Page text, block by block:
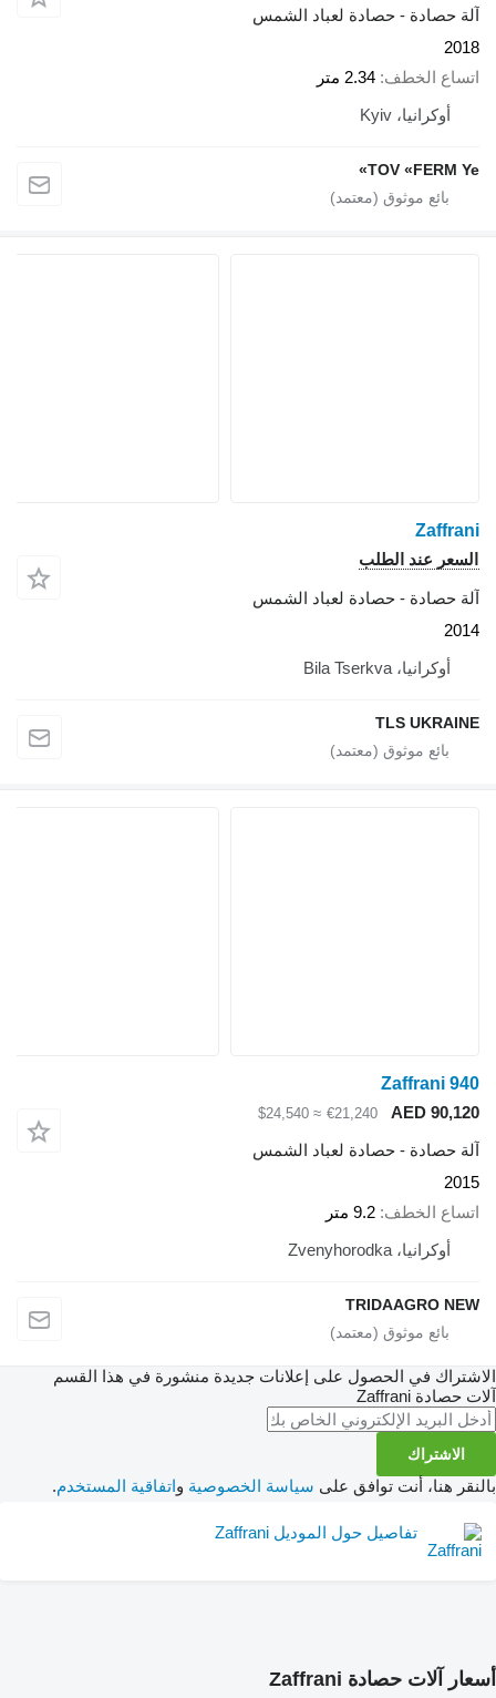
آلة حصادة - حصادة لعباد الشمس
2018
اتساع الخطف 2.34 متر
أوكرانيا، Kyiv
TOV «FERM Ye»
Zaffrani
السعر عند الطلب
آلة حصادة - حصادة لعباد الشمس
2014
أوكرانيا، Bila Tserkva
TLS UKRAINE
Zaffrani 940
AED 90,120
€21,240
≈ $24,540
آلة حصادة - حصادة لعباد الشمس
2015
اتساع الخطف 9.2 متر
أوكرانيا، Zvenyhorodka
TRIDAAGRO NEW
الاشتراك في الحصول على إعلانات جديدة منشورة في هذا القسم
آلات حصادة Zaffrani
الاشتراك
بالنقر هنا، أنت توافق على سياسة الخصوصية واتفاقية المستخدم.
تفاصيل حول الموديل Zaffrani
أسعار آلات حصادة Zaffrani